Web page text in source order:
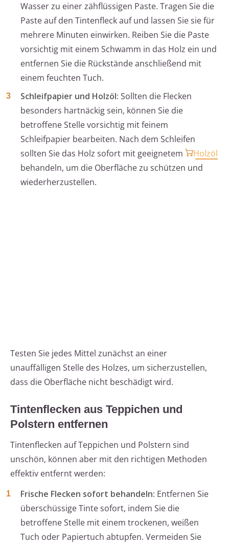
Wasser zu einer zähflüssigen Paste. Tragen Sie die
Paste auf den Tintenfleck auf und lassen Sie sie für
mehrere Minuten einwirken. Reiben Sie die Paste
vorsichtig mit einem Schwamm in das Holz ein und
entfernen Sie die Rückstände anschließend mit
einem feuchten Tuch.
Schleifpapier und Holzöl: Sollten die Flecken
besonders hartnäckig sein, können Sie die
betroffene Stelle vorsichtig mit feinem
Schleifpapier bearbeiten. Nach dem Schleifen
sollten Sie das Holz sofort mit geeignetem
Holzöl
behandeln, um die Oberfläche zu schützen und
wiederherzustellen.
Testen Sie jedes Mittel zunächst an einer
unauffälligen Stelle des Holzes, um sicherzustellen,
dass die Oberfläche nicht beschädigt wird.
Tintenflecken aus Teppichen und
Polstern entfernen
Tintenflecken auf Teppichen und Polstern sind
unschön, können aber mit den richtigen Methoden
effektiv entfernt werden:
Frische Flecken sofort behandeln: Entfernen Sie
überschüssige Tinte sofort, indem Sie die
betroffene Stelle mit einem trockenen, weißen
Tuch oder Papiertuch abtupfen. Vermeiden Sie